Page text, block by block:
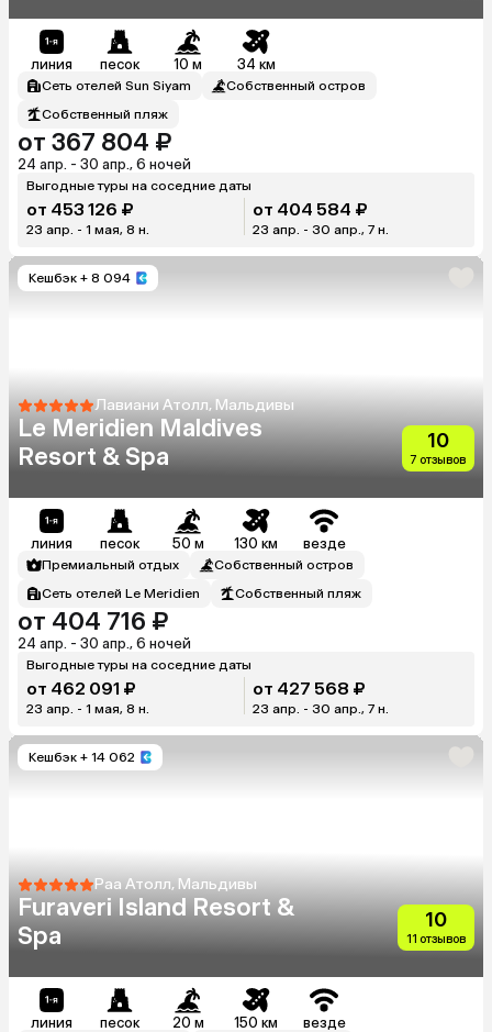
линия песок 10 м 34 км
Сеть отелей Sun Siyam
Собственный остров
Собственный пляж
от 367 804 ₽
24 апр. - 30 апр., 6 ночей
Выгодные туры на соседние даты
от 453 126 ₽
23 апр. - 1 мая, 8 н.
от 404 584 ₽
23 апр. - 30 апр., 7 н.
Кешбэк + 8 094
Лавиани Атолл, Мальдивы
Le Meridien Maldives
Resort & Spa
10
7 отзывов
линия песок 50 м 130 км везде
Премиальный отдых
Собственный остров
Сеть отелей Le Meridien
Собственный пляж
от 404 716 ₽
24 апр. - 30 апр., 6 ночей
Выгодные туры на соседние даты
от 462 091 ₽
23 апр. - 1 мая, 8 н.
от 427 568 ₽
23 апр. - 30 апр., 7 н.
Кешбэк + 14 062
Раа Атолл, Мальдивы
Furaveri Island Resort &
Spa
10
11 отзывов
линия песок 20 м 150 км везде